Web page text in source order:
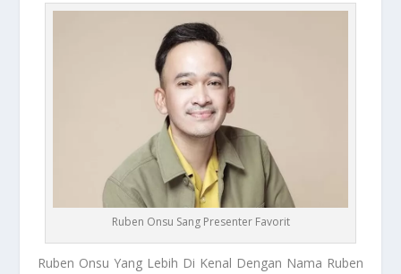
Ruben Onsu Sang Presenter Favorit
Ruben Onsu Yang Lebih Di Kenal Dengan Nama Ruben